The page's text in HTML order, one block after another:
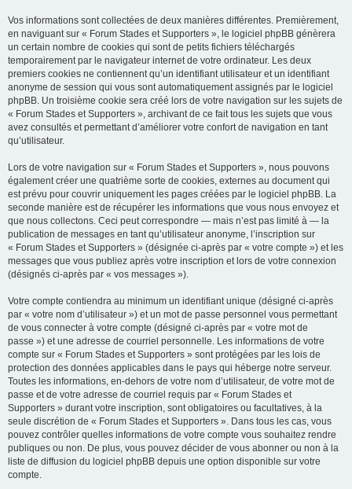
Vos informations sont collectées de deux manières différentes. Premièrement,
en naviguant sur « Forum Stades et Supporters », le logiciel phpBB génèrera
un certain nombre de cookies qui sont de petits fichiers téléchargés
temporairement par le navigateur internet de votre ordinateur. Les deux
premiers cookies ne contiennent qu’un identifiant utilisateur et un identifiant
anonyme de session qui vous sont automatiquement assignés par le logiciel
phpBB. Un troisième cookie sera créé lors de votre navigation sur les sujets de
« Forum Stades et Supporters », archivant de ce fait tous les sujets que vous
avez consultés et permettant d’améliorer votre confort de navigation en tant
qu’utilisateur.
Lors de votre navigation sur « Forum Stades et Supporters », nous pouvons
également créer une quatrième sorte de cookies, externes au document qui
est prévu pour couvrir uniquement les pages créées par le logiciel phpBB. La
seconde manière est de récupérer les informations que vous nous envoyez et
que nous collectons. Ceci peut correspondre — mais n’est pas limité à — la
publication de messages en tant qu’utilisateur anonyme, l’inscription sur
« Forum Stades et Supporters » (désignée ci-après par « votre compte ») et les
messages que vous publiez après votre inscription et lors de votre connexion
(désignés ci-après par « vos messages »).
Votre compte contiendra au minimum un identifiant unique (désigné ci-après
par « votre nom d’utilisateur ») et un mot de passe personnel vous permettant
de vous connecter à votre compte (désigné ci-après par « votre mot de
passe ») et une adresse de courriel personnelle. Les informations de votre
compte sur « Forum Stades et Supporters » sont protégées par les lois de
protection des données applicables dans le pays qui héberge notre serveur.
Toutes les informations, en-dehors de votre nom d’utilisateur, de votre mot de
passe et de votre adresse de courriel requis par « Forum Stades et
Supporters » durant votre inscription, sont obligatoires ou facultatives, à la
seule discrétion de « Forum Stades et Supporters ». Dans tous les cas, vous
pouvez contrôler quelles informations de votre compte vous souhaitez rendre
publiques ou non. De plus, vous pouvez décider de vous abonner ou non à la
liste de diffusion du logiciel phpBB depuis une option disponible sur votre
compte.